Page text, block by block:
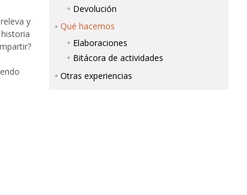
Devolución
Qué hacemos
Elaboraciones
Bitácora de actividades
Otras experiencias
y